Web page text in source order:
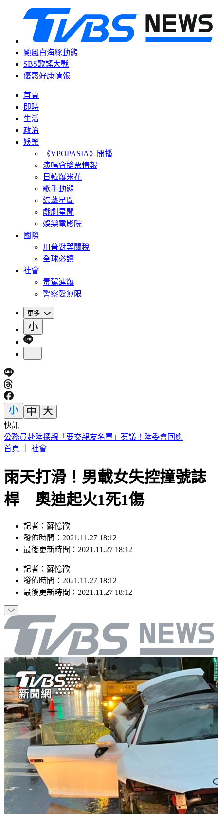
颱風白海豚動態
SBS歌謠大戰
優惠好康情報
首頁
即時
生活
政治
娛樂
《VPOPASIA》開播
演唱會搶票情報
日韓爆米花
歌手動態
綜藝星聞
戲劇星聞
娛樂電影院
國際
川普對等關稅
全球必讀
社會
毒駕連爆
警察愛無限
更多
快訊
王子不倫粿粿慘賠百萬！停工9個月「二度發文」
首頁
社會
雨天打滑！男載女失控撞號誌
桿 奧迪起火1死1傷
記者：蘇憶歡
發佈時間：2021.11.27 18:12
最後更新時間：2021.11.27 18:12
記者 ： 蘇憶歡
發佈時間： 2021.11.27 18:12
最後更新時間： 2021.11.27 18:12